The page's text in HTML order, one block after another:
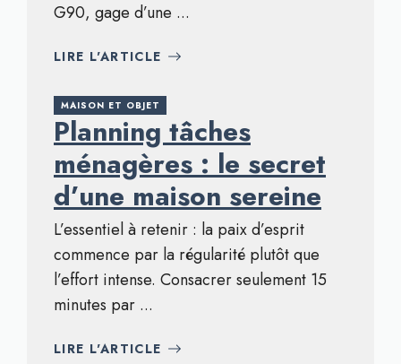
G90, gage d’une ...
LIRE L'ARTICLE
MAISON ET OBJET
Planning tâches
ménagères : le secret
d’une maison sereine
L’essentiel à retenir : la paix d’esprit
commence par la régularité plutôt que
l’effort intense. Consacrer seulement 15
minutes par ...
LIRE L'ARTICLE